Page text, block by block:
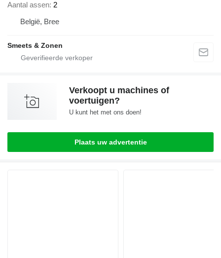
Aantal assen 2
België, Bree
Smeets & Zonen
Verkoopt u machines of
voertuigen?
U kunt het met ons doen!
Plaats uw advertentie